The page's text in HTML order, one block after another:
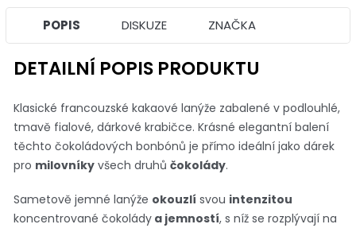
POPIS DISKUZE ZNAČKA
DETAILNÍ POPIS PRODUKTU
Klasické francouzské kakaové lanýže zabalené v podlouhlé,
tmavě fialové, dárkové krabičce. Krásné elegantní balení
těchto čokoládových bonbónů je přímo ideální jako dárek
pro milovníky všech druhů čokolády.
Sametově jemné lanýže okouzlí svou intenzitou
koncentrované čokolády a jemností, s níž se rozplývají na